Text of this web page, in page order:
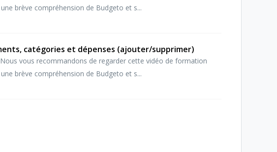
brève compréhension de Budgeto et s...
catégories et dépenses (ajouter/supprimer)
vous recommandons de regarder cette vidéo de formation
brève compréhension de Budgeto et s...